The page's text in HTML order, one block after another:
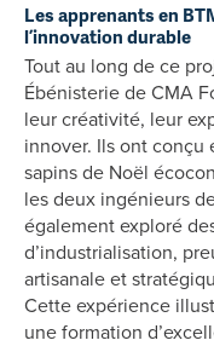
Les apprenants en
l’innovation durable
Tout au long de ce
Ébénisterie de CMA
leur créativité, leur
innover. Ils ont conçu
sapins de Noël
les deux ingénieurs
également exploré
d’industrialisation,
artisanale et
Cette expérience
une formation